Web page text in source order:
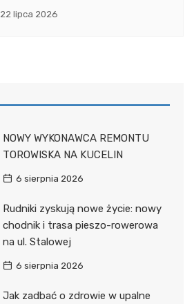
22 lipca 2026
NOWY WYKONAWCA REMONTU
TOROWISKA NA KUCELIN
6 sierpnia 2026
Rudniki zyskują nowe życie: nowy
chodnik i trasa pieszo-rowerowa
na ul. Stalowej
6 sierpnia 2026
Jak zadbać o zdrowie w upalne